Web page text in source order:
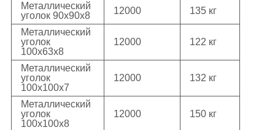
Металлический
уголок 90х90х8
12000 135 кг
Металлический
уголок
100х63х8
12000 122 кг
Металлический
уголок
100х100х7
12000 132 кг
Металлический
уголок
100х100х8
12000 150 кг